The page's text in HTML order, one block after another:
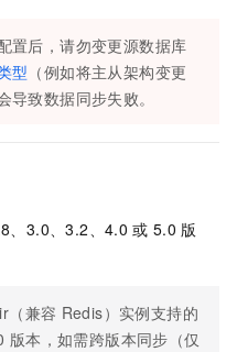
置后，请勿变更源数据库
型 （例如将主从架构变更
导致数据同步失败。
、3.0、3.2、4.0 或 5.0 版
（兼容 Redis） 实例支持的
版本，如需跨版本同步（仅